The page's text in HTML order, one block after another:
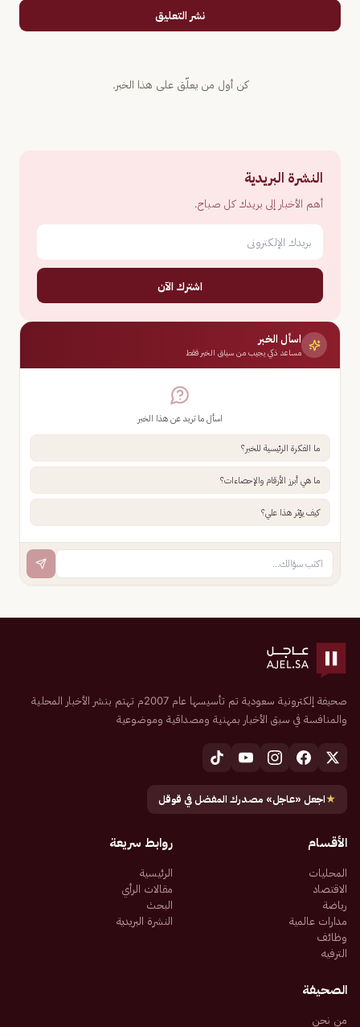
نشر التعليق
كن أول من يعلّق على هذا الخبر.
النشرة البريدية
أهم الأخبار إلى بريدك كل صباح.
اشترك الآن
اسأل الخبر
مساعد ذكي يجيب من سياق الخبر فقط
اسأل ما تريد عن هذا الخبر
ما الفكرة الرئيسية للخبر؟
ما هي أبرز الأرقام والإحصاءات؟
كيف يؤثر هذا علي؟
صحيفة إلكترونية سعودية تم تأسيسها عام 2007م تهتم بنشر الأخبار المحلية
والمنافسة في سبق الأخبار بمهنية ومصداقية وموضوعية
★اجعل «عاجل» مصدرك المفضل في قوقل
الأقسام
المحليات
الاقتصاد
رياضة
مدارات عالمية
وظائف
الترفيه
روابط سريعة
الرئيسية
مقالات الرأي
البحث
النشرة البريدية
الصحيفة
من نحن